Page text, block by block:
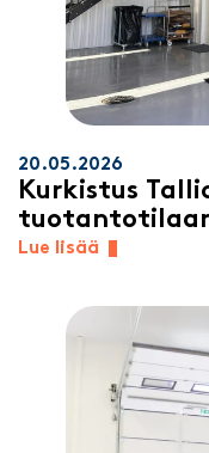
20.05.2026
Kurkistus
Lue lisää